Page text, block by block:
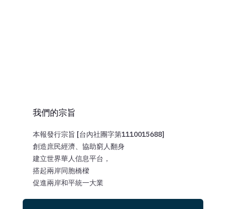
我們的宗旨
本報發行宗旨 [台內社團字第1110015688]
創造庶民經濟、協助窮人翻身
建立世界華人信息平台，
搭起兩岸同胞橋樑
促進兩岸和平統一大業